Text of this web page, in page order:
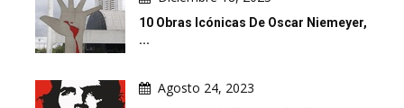
10 Obras Icónicas De Oscar Niemeyer,
...
Agosto 24, 2023